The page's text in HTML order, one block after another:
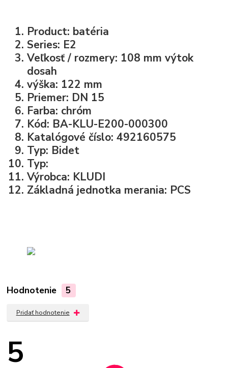
Product: batéria
Series: E2
Veľkosť / rozmery: 108 mm výtok
dosah
výška: 122 mm
Priemer: DN 15
Farba: chróm
Kód: BA-KLU-E200-000300
Katalógové číslo: 492160575
Typ: Bidet
Typ:
Výrobca: KLUDI
Základná jednotka merania: PCS
Hodnotenie 5
Pridať hodnotenie
5